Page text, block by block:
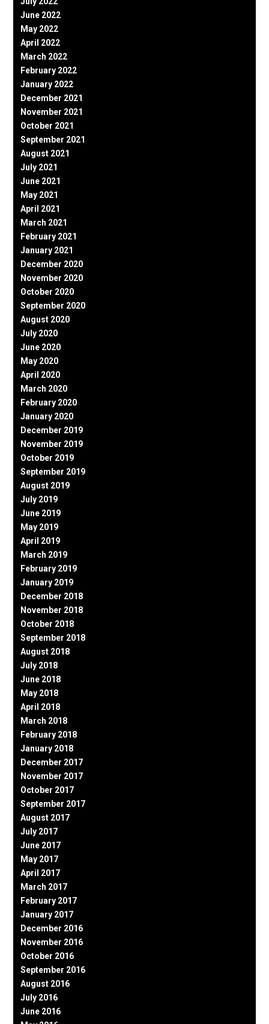
June 2022
May 2022
April 2022
March 2022
February 2022
January 2022
December 2021
November 2021
October 2021
September 2021
August 2021
July 2021
June 2021
May 2021
April 2021
March 2021
February 2021
January 2021
December 2020
November 2020
October 2020
September 2020
August 2020
July 2020
June 2020
May 2020
April 2020
March 2020
February 2020
January 2020
December 2019
November 2019
October 2019
September 2019
August 2019
July 2019
June 2019
May 2019
April 2019
March 2019
February 2019
January 2019
December 2018
November 2018
October 2018
September 2018
August 2018
July 2018
June 2018
May 2018
April 2018
March 2018
February 2018
January 2018
December 2017
November 2017
October 2017
September 2017
August 2017
July 2017
June 2017
May 2017
April 2017
March 2017
February 2017
January 2017
December 2016
November 2016
October 2016
September 2016
August 2016
July 2016
June 2016